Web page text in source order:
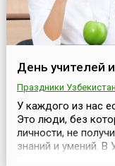
День учителей
Праздники
У каждого из нас
Это люди, без
личности, не
знаний и умений. В